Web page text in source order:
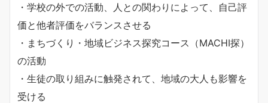
・学校の外での活動、人との関わりによって、自己評
価と他者評価をバランスさせる
・まちづくり・地域ビジネス探究コース（MACHI探）
の活動
・生徒の取り組みに触発されて、地域の大人も影響を
受ける